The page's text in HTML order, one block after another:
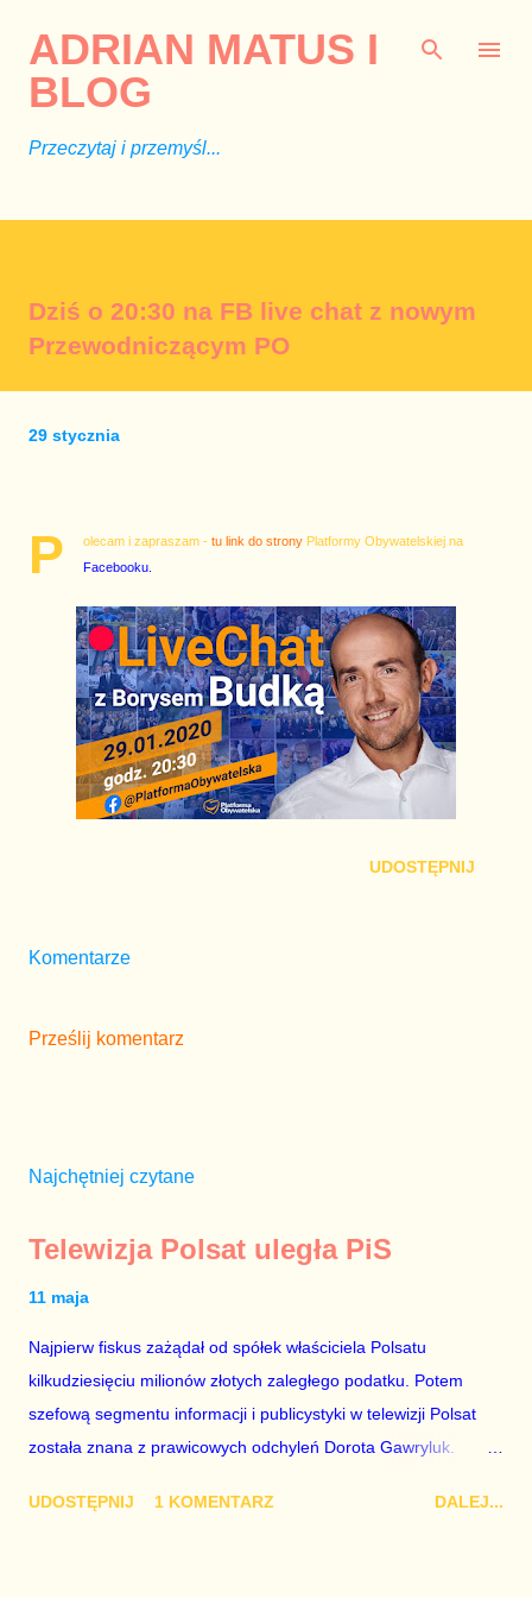
ADRIAN MATUS I
BLOG
Przeczytaj i przemyśl...
Dziś o 20:30 na FB live chat z nowym
Przewodniczącym PO
29 stycznia
P olecam i zapraszam - tu link do strony Platformy Obywatelskiej na
Facebooku.
UDOSTĘPNIJ
Komentarze
Prześlij komentarz
Najchętniej czytane
Telewizja Polsat uległa PiS
11 maja
Najpierw fiskus zażądał od spółek właściciela Polsatu
kilkudziesięciu milionów złotych zaległego podatku. Potem
szefową segmentu informacji i publicystyki w telewizji Polsat
została znana z prawicowych odchyleń Dorota Gawryluk.
marionetka partii rządzącej, żona agenta SB, który jest obecnie
UDOSTĘPNIJ 1 KOMENTARZ DALEJ...